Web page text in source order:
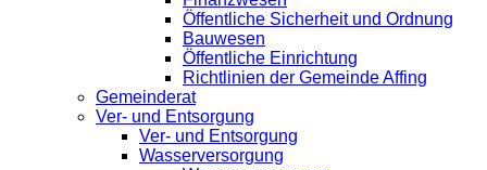
Öffentliche Sicherheit und Ordnung
Bauwesen
Öffentliche Einrichtung
Richtlinien der Gemeinde Affing
Gemeinderat
Ver- und Entsorgung
Ver- und Entsorgung
Wasserversorgung